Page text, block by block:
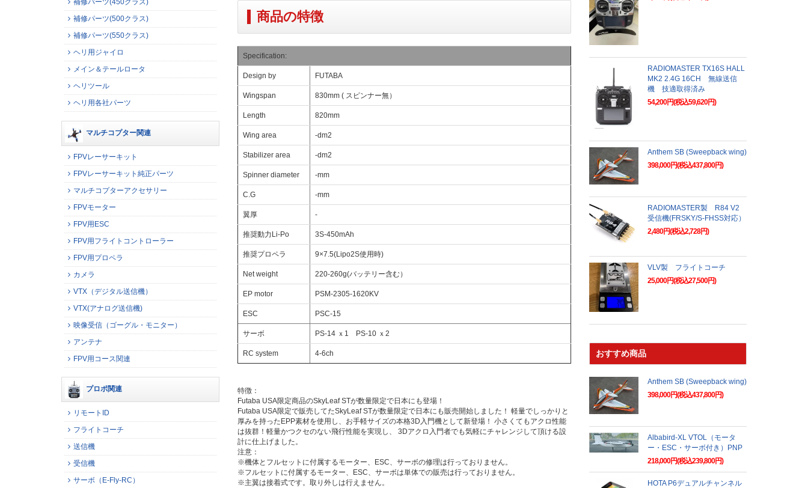
商品の特徴
Specification:
Design by FUTABA
Wingspan 830mm ( スピンナー無）
Length 820mm
Wing area -dm2
Stabilizer area -dm2
Spinner diameter -mm
C.G -mm
翼厚 -
推奨動力Li-Po 3S-450mAh
推奨プロペラ 9×7.5(Lipo2S使用時)
Net weight 220-260g(バッテリー含む）
EP motor PSM-2305-1620KV
ESC PSC-15
サーボ PS-14 ｘ1 PS-10 ｘ2
RC system 4-6ch
特徴：
Futaba USA限定商品のSkyLeaf STが数量限定で日本にも登場！
Futaba USA限定で販売してたSkyLeaf STが数量限定で日本にも販売開始しました！ 軽量でしっかりと
厚みを持ったEPP素材を使用し、お手軽サイズの本格3D入門機として新登場！ 小さくてもアクロ性能
は抜群！軽量かつクセのない飛行性能を実現し、 3Dアクロ入門者でも気軽にチャレンジして頂ける設
計に仕上げました。
注意：
※機体とフルセットに付属するモーター、ESC、サーボの修理は行っておりません。
※フルセットに付属するモーター、ESC、サーボは単体での販売は行っておりません。
※主翼は接着式です。取り外しは行えません。
補修パーツ(450クラス)
補修パーツ(500クラス)
補修パーツ(550クラス)
ヘリ用ジャイロ
メイン＆テールロータ
ヘリツール
ヘリ用各社パーツ
マルチコプター関連
FPVレーサーキット
FPVレーサーキット純正パーツ
マルチコプターアクセサリー
FPVモーター
FPV用ESC
FPV用フライトコントローラー
FPV用プロペラ
カメラ
VTX（デジタル送信機）
VTX(アナログ送信機)
映像受信（ゴーグル・モニター）
アンテナ
FPV用コース関連
プロポ関連
リモートID
フライトコーチ
送信機
受信機
サーボ（E-Fly-RC）
RADIOMASTER TX16S HALL
MK2 2.4G 16CH 無線送信
機 技適取得済み
54,200円(税込59,620円)
Anthem SB (Sweepback wing)
398,000円(税込437,800円)
RADIOMASTER製 R84 V2
受信機(FRSKY/S-FHSS対応）
2,480円(税込2,728円)
VLV製 フライトコーチ
25,000円(税込27,500円)
おすすめ商品
Anthem SB (Sweepback wing)
398,000円(税込437,800円)
Albabird-XL VTOL（モータ
ー・ESC・サーボ付き）PNP
218,000円(税込239,800円)
HOTA P6デュアルチャンネル